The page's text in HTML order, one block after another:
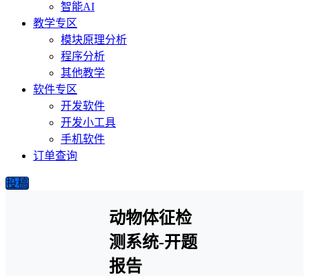
智能AI
教学专区
模块原理分析
程序分析
其他教学
软件专区
开发软件
开发小工具
手机软件
订单查询
投稿
动物体征检
测系统-开题
报告